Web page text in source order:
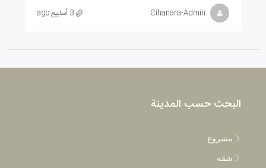
Cihanara-Admin 3 أسابيع ago
البحث حسب المدينة
مشروع
شقة